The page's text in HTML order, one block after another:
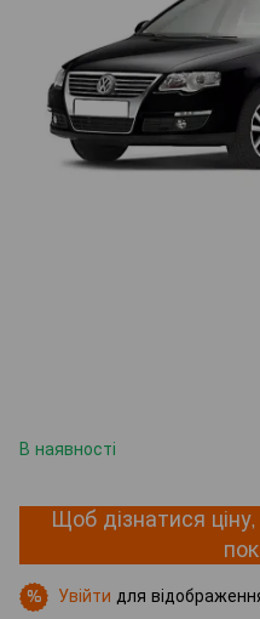
В наявності
Щоб дізнатися
% Увійти для